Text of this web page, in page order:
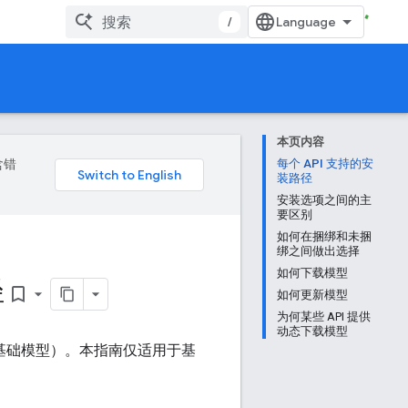
/
本页内容
每个 API 支持的安
装路径
安装选项之间的主
要区别
如何在捆绑和未捆
绑之间做出选择
如何下载模型
如何更新模型
为何某些 API 提供
动态下载模型
错
bookmark_border
模型）。本指南仅适用于基